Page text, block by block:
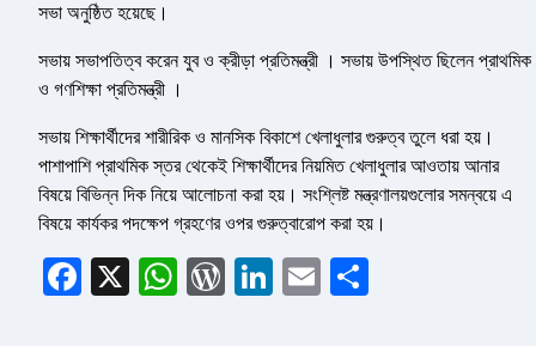
সভা অনুষ্ঠিত হয়েছে।
সভায় সভাপতিত্ব করেন যুব ও ক্রীড়া প্রতিমন্ত্রী । সভায় উপস্থিত ছিলেন প্রাথমিক
ও গণশিক্ষা প্রতিমন্ত্রী ।
সভায় শিক্ষার্থীদের শারীরিক ও মানসিক বিকাশে খেলাধুলার গুরুত্ব তুলে ধরা হয়।
পাশাপাশি প্রাথমিক স্তর থেকেই শিক্ষার্থীদের নিয়মিত খেলাধুলার আওতায় আনার
বিষয়ে বিভিন্ন দিক নিয়ে আলোচনা করা হয়। সংশ্লিষ্ট মন্ত্রণালয়গুলোর সমন্বয়ে এ
বিষয়ে কার্যকর পদক্ষেপ গ্রহণের ওপর গুরুত্বারোপ করা হয়।
Facebook
X WhatsApp
WordPress
LinkedIn
Email